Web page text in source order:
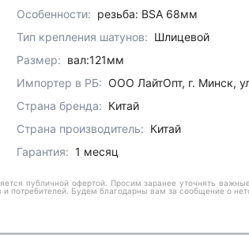
Особенности: резьба: BSA 68мм
Тип крепления шатунов: Шлицевой
Размер: вал:121мм
Импортер в РБ: ООО ЛайтОпт, г. Минск,
Страна бренда: Китай
Страна производитель: Китай
Гарантия: 1 месяц
публичной офертой. Просим заранее уточнять
потребителей. Будем благодарны вам за сообщение о